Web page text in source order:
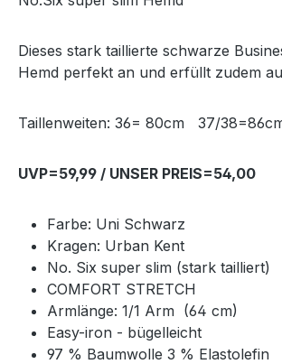
Dieses stark taillierte schwarze
Hemd perfekt an und erfüllt zudem
Taillenweiten: 36= 80cm 37/
UVP=59,99 / UNSER PREIS=54,00
Farbe: Uni Schwarz
Kragen: Urban Kent
No. Six super slim (stark tailliert)
COMFORT STRETCH
Armlänge: 1/1 Arm (64 cm)
Easy-iron - bügelleicht
97 % Baumwolle 3 % Elastolefin